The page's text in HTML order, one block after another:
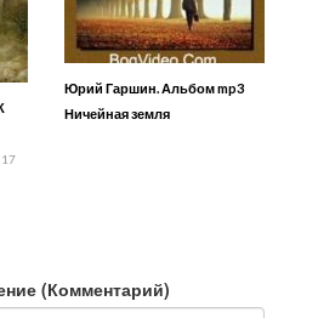
17
Юрий Гаршин. Альбом mp3
Ничейная земля
(Комментарий)